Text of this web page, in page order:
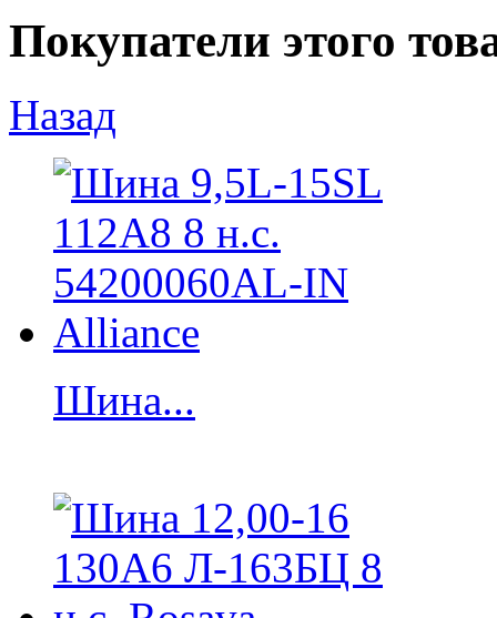
Покупатели этого
Назад
Шина...